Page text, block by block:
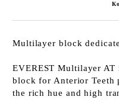
Multilayer block
EVEREST Multilayer
block for Anterior Teeth
the rich hue and high